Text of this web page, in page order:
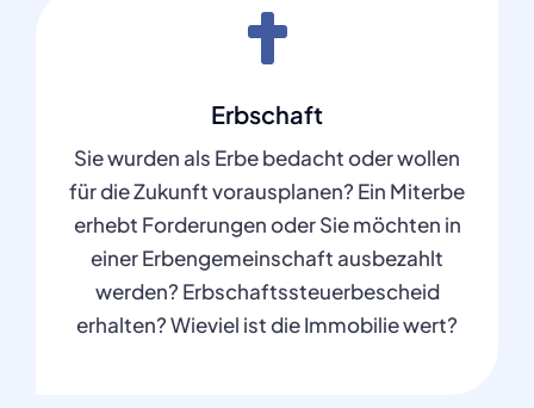
Erbschaft
Sie wurden als Erbe bedacht oder wollen
für die Zukunft vorausplanen? Ein Miterbe
erhebt Forderungen oder Sie möchten in
einer Erbengemeinschaft ausbezahlt
werden? Erbschaftssteuerbescheid
erhalten? Wieviel ist die Immobilie wert?